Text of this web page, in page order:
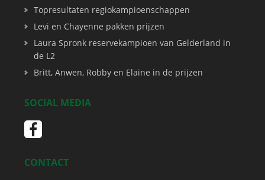
Topresultaten regiokampioenschappen
Levi en Chayenne pakken prijzen
Laura Spronk reservekampioen van Gelderland in
de L2
Britt, Anwen, Robby en Elaine in de prijzen
SOCIAL MEDIA
CONTACT